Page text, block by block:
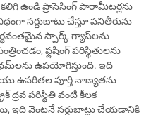
ఉండి ప్రాసెసింగ్ పారామీటర్లను
సర్దుబాటు చేస్తూ పనితీరును
స్పార్క్ గ్యాప్‌లను
ఫ్లషింగ్ పరిస్థితులను
ఉపయోగిస్తుంది. ఇది
ఉపరితల పూర్తి నాణ్యతను
ద్రవ పరిస్థితి వంటి కీలక
ఇది వెంటనే సర్దుబాట్లు చేయడానికి